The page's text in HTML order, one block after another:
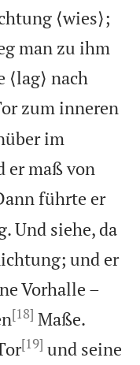
⟨wies⟩;
man zu ihm
nach
zum inneren
im
er maß von
führte er
Und siehe, da
und er
Vorhalle –
[18] Maße.
[19] und seine